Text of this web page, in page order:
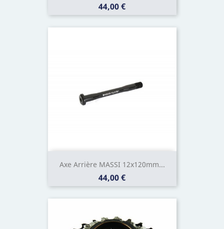
Prix
44,00 €
Axe Arrière MASSI 12x120mm...
Prix
44,00 €